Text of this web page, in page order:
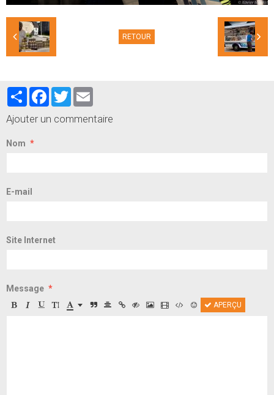
RETOUR
PartagerFacebook
Twitter
Ajouter un commentaire
Nom
E-mail
Site Internet
Message
APERÇU